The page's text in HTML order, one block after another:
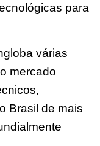
para
várias
mercado
Brasil de mais